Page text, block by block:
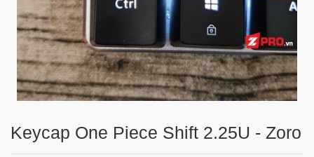
Keycap One Piece Shift 2.25U - Zoro